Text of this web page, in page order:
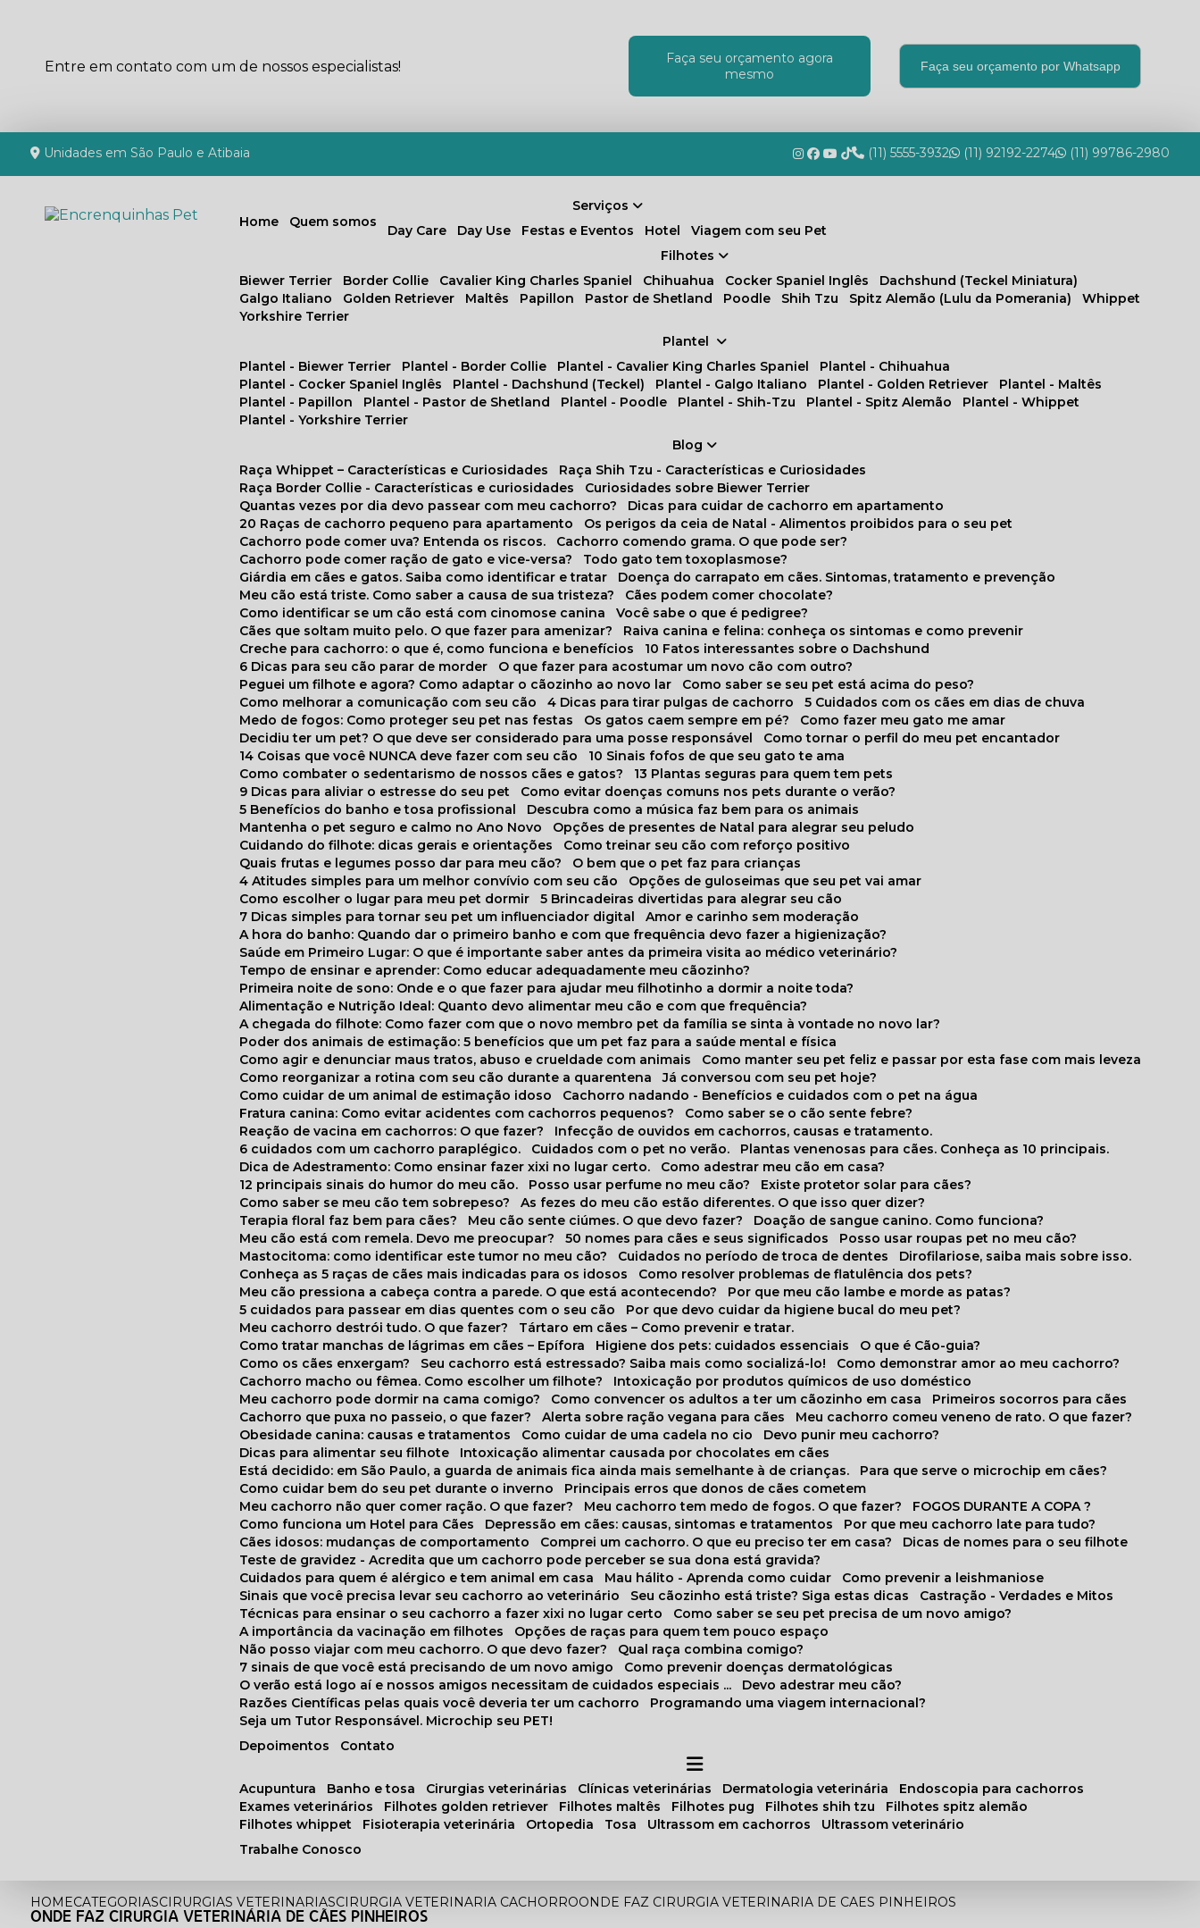
Entre em contato com um de nossos especialistas!
Faça seu orçamento agora
mesmo
Faça seu orçamento por Whatsapp
Unidades em São Paulo e Atibaia (11) 5555-3932 (11) 92192-2274 (11) 99786-2980
Home Quem somos
Depoimentos
Plantel
Plantel - Biewer Terrier
Plantel - Border Collie Plantel - Cavalier King Charles Spaniel
Plantel - Chihuahua
Plantel - Cocker Spaniel Inglês
Plantel - Dachshund (Teckel) Plantel - Galgo Italiano Plantel - Golden Retriever
Plantel - Maltês
Plantel - Papillon
Plantel - Pastor de Shetland Plantel - Poodle Plantel - Shih-Tzu Plantel - Spitz Alemão
Plantel - Whippet
Plantel - Yorkshire Terrier
Blog
Raça Whippet – Características e Curiosidades
Raça Shih Tzu - Características e Curiosidades
Raça Border Collie - Características e curiosidades
Curiosidades sobre Biewer Terrier
Quantas vezes por dia devo passear com meu cachorro?
Dicas para cuidar de cachorro em apartamento
20 Raças de cachorro pequeno para apartamento
Os perigos da ceia de Natal - Alimentos proibidos para o seu pet
Cachorro pode comer uva? Entenda os riscos.
Cachorro comendo grama. O que pode ser?
Cachorro pode comer ração de gato e vice-versa?
Todo gato tem toxoplasmose?
Giárdia em cães e gatos. Saiba como identificar e tratar
Doença do carrapato em cães. Sintomas, tratamento e prevenção
Meu cão está triste. Como saber a causa de sua tristeza?
Cães podem comer chocolate?
Como identificar se um cão está com cinomose canina
Você sabe o que é pedigree?
Cães que soltam muito pelo. O que fazer para amenizar?
Raiva canina e felina: conheça os sintomas e como prevenir
Creche para cachorro: o que é, como funciona e benefícios
10 Fatos interessantes sobre o Dachshund
6 Dicas para seu cão parar de morder
O que fazer para acostumar um novo cão com outro?
Peguei um filhote e agora? Como adaptar o cãozinho ao novo lar
Como saber se seu pet está acima do peso?
Como melhorar a comunicação com seu cão
4 Dicas para tirar pulgas de cachorro
5 Cuidados com os cães em dias de chuva
Medo de fogos: Como proteger seu pet nas festas
Os gatos caem sempre em pé?
Como fazer meu gato me amar
Decidiu ter um pet? O que deve ser considerado para uma posse responsável
Como tornar o perfil do meu pet encantador
14 Coisas que você NUNCA deve fazer com seu cão
10 Sinais fofos de que seu gato te ama
Como combater o sedentarismo de nossos cães e gatos?
13 Plantas seguras para quem tem pets
9 Dicas para aliviar o estresse do seu pet
Como evitar doenças comuns nos pets durante o verão?
5 Benefícios do banho e tosa profissional
Descubra como a música faz bem para os animais
Mantenha o pet seguro e calmo no Ano Novo
Opções de presentes de Natal para alegrar seu peludo
Cuidando do filhote: dicas gerais e orientações
Como treinar seu cão com reforço positivo
Quais frutas e legumes posso dar para meu cão?
O bem que o pet faz para crianças
4 Atitudes simples para um melhor convívio com seu cão
Opções de guloseimas que seu pet vai amar
Como escolher o lugar para meu pet dormir
5 Brincadeiras divertidas para alegrar seu cão
7 Dicas simples para tornar seu pet um influenciador digital
Amor e carinho sem moderação
A hora do banho: Quando dar o primeiro banho e com que frequência devo fazer a higienização?
Saúde em Primeiro Lugar: O que é importante saber antes da primeira visita ao médico veterinário?
Tempo de ensinar e aprender: Como educar adequadamente meu cãozinho?
Primeira noite de sono: Onde e o que fazer para ajudar meu filhotinho a dormir a noite toda?
Alimentação e Nutrição Ideal: Quanto devo alimentar meu cão e com que frequência?
A chegada do filhote: Como fazer com que o novo membro pet da família se sinta à vontade no novo lar?
Poder dos animais de estimação: 5 benefícios que um pet faz para a saúde mental e física
Como agir e denunciar maus tratos, abuso e crueldade com animais
Como manter seu pet feliz e passar por esta fase com mais leveza
Como reorganizar a rotina com seu cão durante a quarentena
Já conversou com seu pet hoje?
Como cuidar de um animal de estimação idoso
Cachorro nadando - Benefícios e cuidados com o pet na água
Fratura canina: Como evitar acidentes com cachorros pequenos?
Como saber se o cão sente febre?
Reação de vacina em cachorros: O que fazer?
Infecção de ouvidos em cachorros, causas e tratamento.
6 cuidados com um cachorro paraplégico.
Cuidados com o pet no verão.
Plantas venenosas para cães. Conheça as 10 principais.
Dica de Adestramento: Como ensinar fazer xixi no lugar certo.
Como adestrar meu cão em casa?
12 principais sinais do humor do meu cão.
Posso usar perfume no meu cão?
Existe protetor solar para cães?
Como saber se meu cão tem sobrepeso?
As fezes do meu cão estão diferentes. O que isso quer dizer?
Terapia floral faz bem para cães?
Meu cão sente ciúmes. O que devo fazer?
Doação de sangue canino. Como funciona?
Meu cão está com remela. Devo me preocupar?
50 nomes para cães e seus significados
Posso usar roupas pet no meu cão?
Mastocitoma: como identificar este tumor no meu cão?
Cuidados no período de troca de dentes
Dirofilariose, saiba mais sobre isso.
Conheça as 5 raças de cães mais indicadas para os idosos
Como resolver problemas de flatulência dos pets?
Meu cão pressiona a cabeça contra a parede. O que está acontecendo?
Por que meu cão lambe e morde as patas?
5 cuidados para passear em dias quentes com o seu cão
Por que devo cuidar da higiene bucal do meu pet?
Meu cachorro destrói tudo. O que fazer?
Tártaro em cães – Como prevenir e tratar.
Como tratar manchas de lágrimas em cães – Epífora
Higiene dos pets: cuidados essenciais
O que é Cão-guia?
Como os cães enxergam?
Seu cachorro está estressado? Saiba mais como socializá-lo!
Como demonstrar amor ao meu cachorro?
Cachorro macho ou fêmea. Como escolher um filhote?
Intoxicação por produtos químicos de uso doméstico
Meu cachorro pode dormir na cama comigo?
Como convencer os adultos a ter um cãozinho em casa
Primeiros socorros para cães
Cachorro que puxa no passeio, o que fazer?
Alerta sobre ração vegana para cães
Meu cachorro comeu veneno de rato. O que fazer?
Obesidade canina: causas e tratamentos
Como cuidar de uma cadela no cio
Devo punir meu cachorro?
Dicas para alimentar seu filhote
Intoxicação alimentar causada por chocolates em cães
Está decidido: em São Paulo, a guarda de animais fica ainda mais semelhante à de crianças.
Para que serve o microchip em cães?
Como cuidar bem do seu pet durante o inverno
Principais erros que donos de cães cometem
Meu cachorro não quer comer ração. O que fazer?
Meu cachorro tem medo de fogos. O que fazer?
FOGOS DURANTE A COPA ?
Como funciona um Hotel para Cães
Depressão em cães: causas, sintomas e tratamentos
Por que meu cachorro late para tudo?
Cães idosos: mudanças de comportamento
Comprei um cachorro. O que eu preciso ter em casa?
Dicas de nomes para o seu filhote
Teste de gravidez - Acredita que um cachorro pode perceber se sua dona está gravida?
Cuidados para quem é alérgico e tem animal em casa
Mau hálito - Aprenda como cuidar
Como prevenir a leishmaniose
Sinais que você precisa levar seu cachorro ao veterinário
Seu cãozinho está triste? Siga estas dicas
Castração - Verdades e Mitos
Técnicas para ensinar o seu cachorro a fazer xixi no lugar certo
Como saber se seu pet precisa de um novo amigo?
A importância da vacinação em filhotes
Opções de raças para quem tem pouco espaço
Não posso viajar com meu cachorro. O que devo fazer?
Qual raça combina comigo?
7 sinais de que você está precisando de um novo amigo
Como prevenir doenças dermatológicas
O verão está logo aí e nossos amigos necessitam de cuidados especiais ...
Devo adestrar meu cão?
Razões Científicas pelas quais você deveria ter um cachorro
Programando uma viagem internacional?
Seja um Tutor Responsável. Microchip seu PET!
Serviços
Day Care
Day Use Festas e Eventos Hotel
Viagem com seu Pet
Filhotes
Biewer Terrier
Border Collie Cavalier King Charles Spaniel Chihuahua Cocker Spaniel Inglês
Dachshund (Teckel Miniatura)
Galgo Italiano
Golden Retriever Maltês Papillon Pastor de Shetland Poodle Shih Tzu Spitz Alemão (Lulu da Pomerania)
Whippet
Yorkshire Terrier
Contato
acupuntura banho e tosa cirurgias veterinárias clínicas veterinárias dermatologia veterinária
endoscopia para cachorros
exames veterinários
filhotes golden retriever filhotes maltês filhotes pug filhotes shih tzu
filhotes spitz alemão
filhotes whippet
fisioterapia veterinária ortopedia tosa ultrassom em cachorros
ultrassom veterinário
Trabalhe Conosco
HOMECATEGORIASCIRURGIAS VETERINARIASCIRURGIA VETERINARIA CACHORROONDE FAZ CIRURGIA VETERINARIA DE CAES PINHEIROS
ONDE FAZ CIRURGIA VETERINÁRIA DE CÃES PINHEIROS